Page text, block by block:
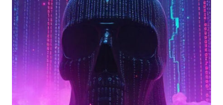
APRILE
A
ROMA